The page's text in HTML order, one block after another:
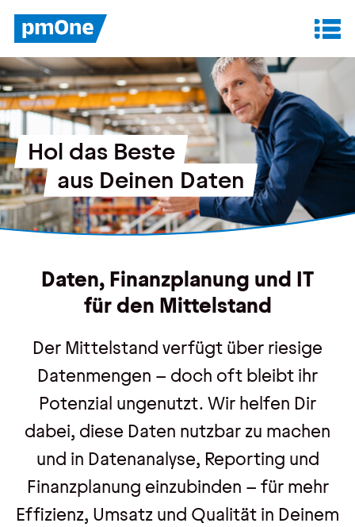
Hol das Beste
aus Deinen Daten
Daten, Finanzplanung und IT
für den Mittelstand
Der Mittelstand verfügt über riesige
Datenmengen – doch oft bleibt ihr
Potenzial ungenutzt. Wir helfen Dir
dabei, diese Daten nutzbar zu machen
und in Datenanalyse, Reporting und
Finanzplanung einzubinden – für mehr
Effizienz, Umsatz und Qualität in Deinem
Unser Angebot
Datenanalyse & Reporting
Finanzplanung & Controlling
IT-Betrieb & Support
Anwenderberichte
Whitepaper
Blog
Veranstaltungen
Trainings
Webseminare
Events